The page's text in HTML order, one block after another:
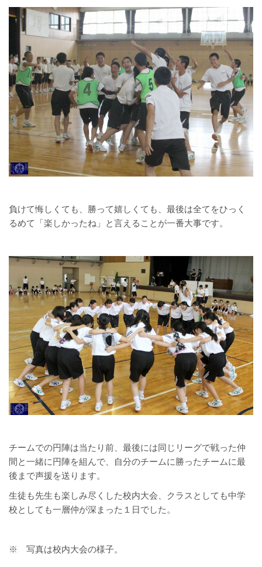
負けて悔しくても、勝って嬉しくても、最後は全てをひっく
るめて「楽しかったね」と言えることが一番大事です。
チームでの円陣は当たり前、最後には同じリーグで戦った仲
間と一緒に円陣を組んで、自分のチームに勝ったチームに最
後まで声援を送ります。
生徒も先生も楽しみ尽くした校内大会、クラスとしても中学
校としても一層仲が深まった１日でした。
※ 写真は校内大会の様子。